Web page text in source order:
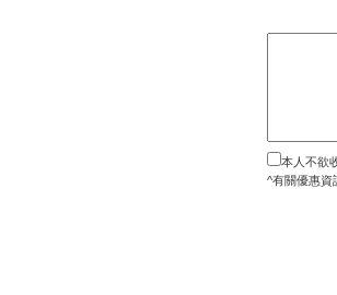
本人不欲
^有關優惠資